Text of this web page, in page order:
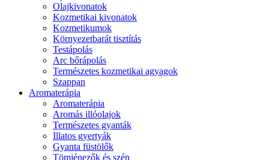
Olajkivonatok
Kozmetikai kivonatok
Kozmetikumok
Környezetbarát tisztítás
Testápolás
Arc bőrápolás
Természetes kozmetikai agyagok
Szappan
Aromaterápia
Aromaterápia
Aromás illóolajok
Természetes gyanták
Illatos gyertyák
Gyanta füstölők
Tömjénezők és szén